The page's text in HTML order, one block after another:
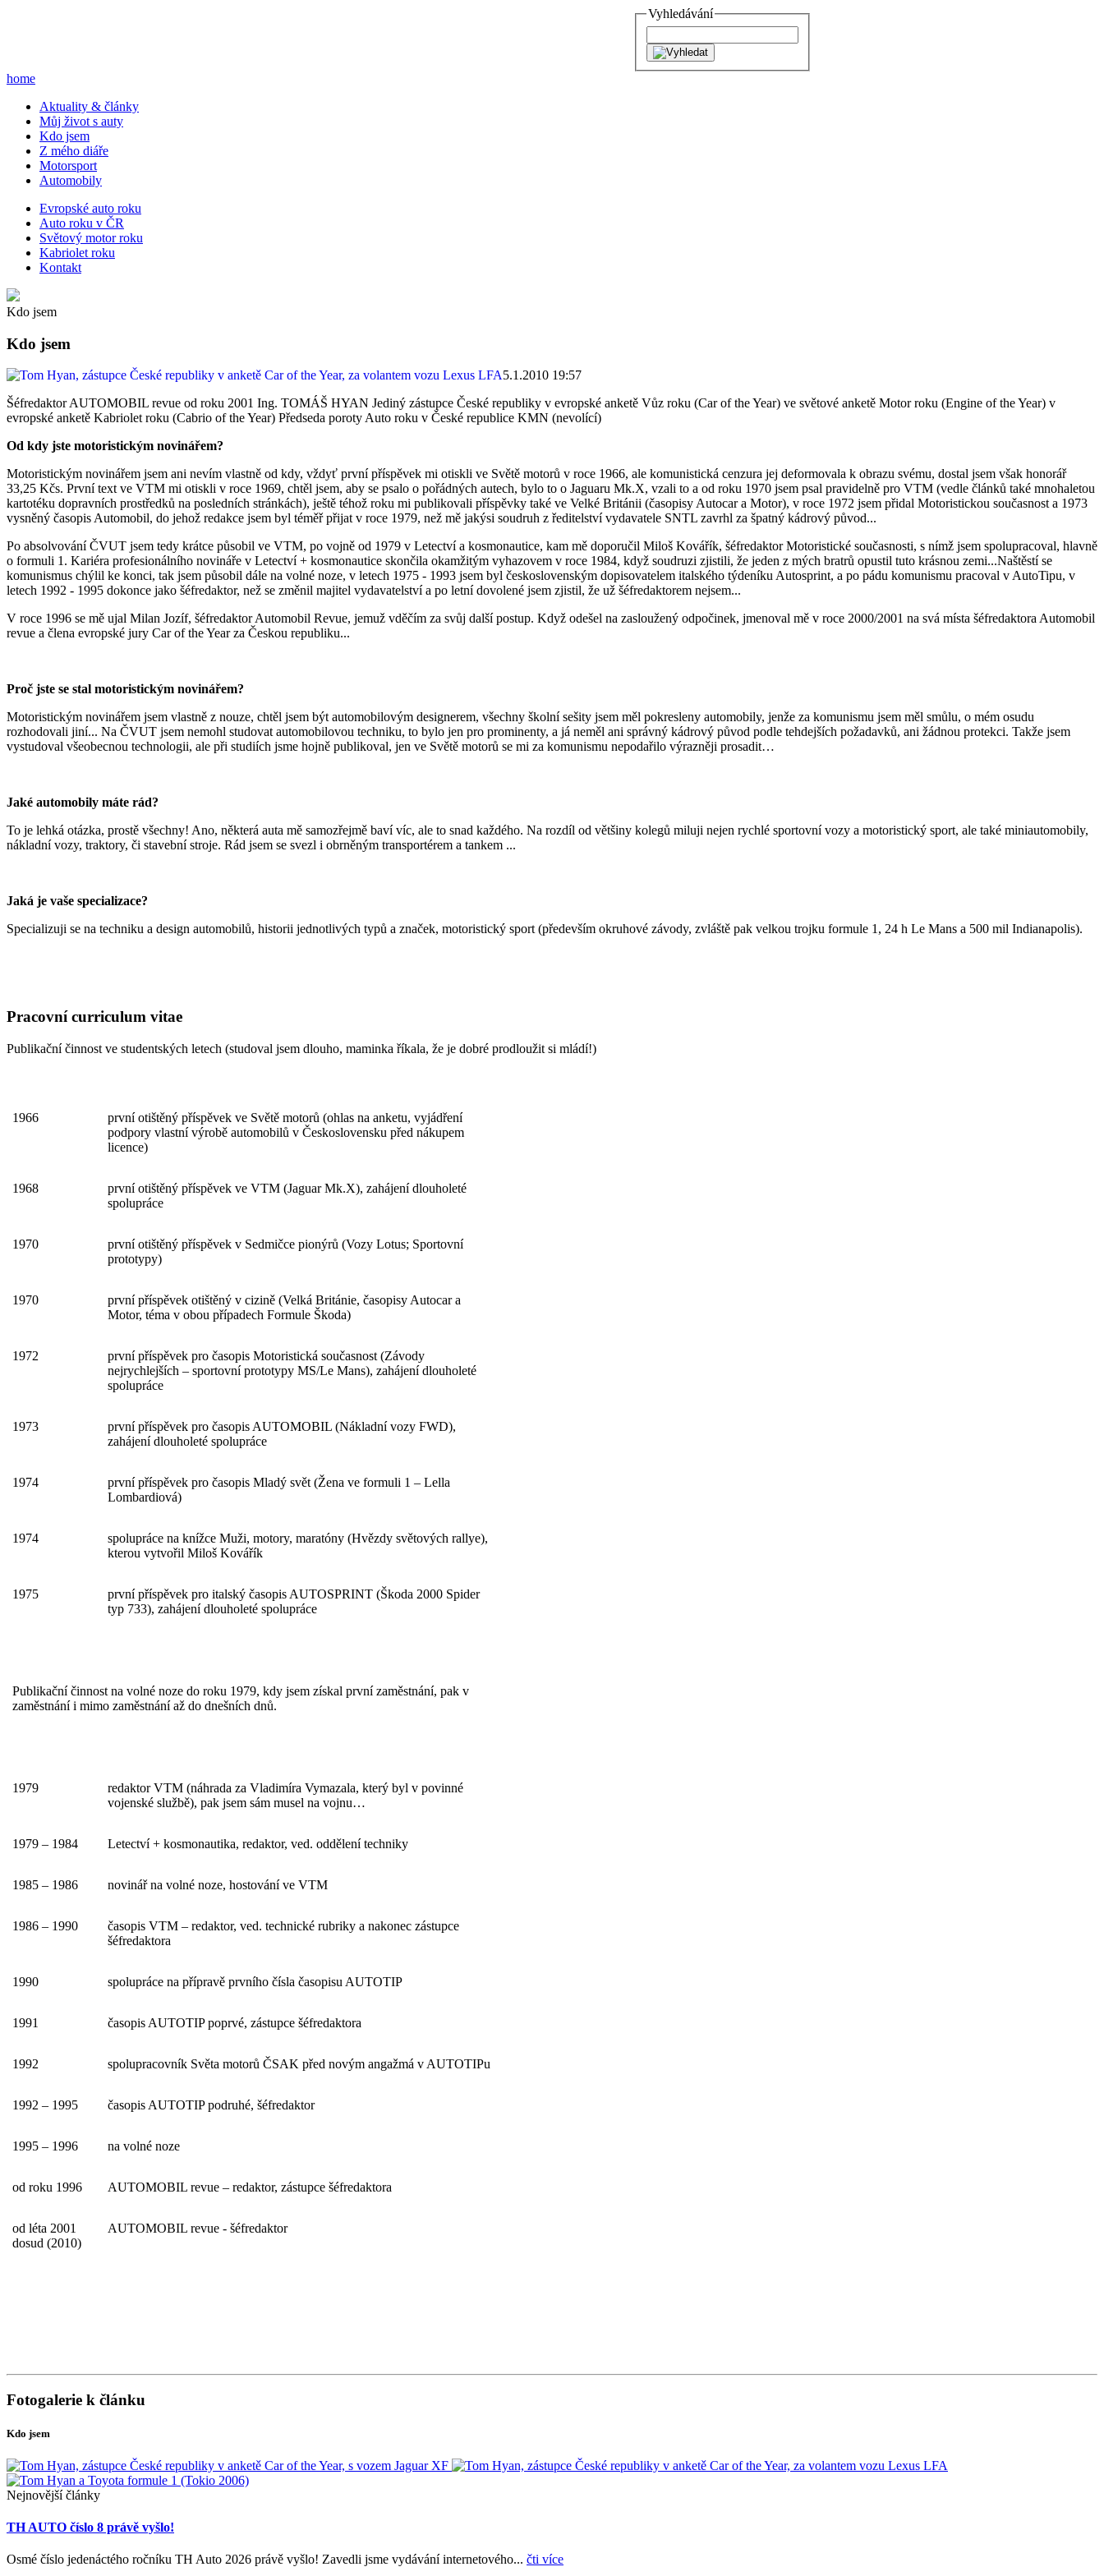
Vyhledávání
home
Aktuality & články
Můj život s auty
Kdo jsem
Z mého diáře
Motorsport
Automobily
Evropské auto roku
Auto roku v ČR
Světový motor roku
Kabriolet roku
Kontakt
Kdo jsem
Kdo jsem
5.1.2010 19:57
Šéfredaktor AUTOMOBIL revue od roku 2001 Ing. TOMÁŠ HYAN Jediný zástupce České republiky v evropské anketě Vůz roku (Car of the Year) ve světové anketě Motor roku (Engine of the Year) v
evropské anketě Kabriolet roku (Cabrio of the Year) Předseda poroty Auto roku v České republice KMN (nevolící)
Od kdy jste motoristickým novinářem?
Motoristickým novinářem jsem ani nevím vlastně od kdy, vždyť první příspěvek mi otiskli ve Světě motorů v roce 1966, ale komunistická cenzura jej deformovala k obrazu svému, dostal jsem však honorář
33,25 Kčs. První text ve VTM mi otiskli v roce 1969, chtěl jsem, aby se psalo o pořádných autech, bylo to o Jaguaru Mk.X, vzali to a od roku 1970 jsem psal pravidelně pro VTM (vedle článků také mnohaletou
kartotéku dopravních prostředků na posledních stránkách), ještě téhož roku mi publikovali příspěvky také ve Velké Británii (časopisy Autocar a Motor), v roce 1972 jsem přidal Motoristickou současnost a 1973
vysněný časopis Automobil, do jehož redakce jsem byl téměř přijat v roce 1979, než mě jakýsi soudruh z ředitelství vydavatele SNTL zavrhl za špatný kádrový původ...
Po absolvování ČVUT jsem tedy krátce působil ve VTM, po vojně od 1979 v Letectví a kosmonautice, kam mě doporučil Miloš Kovářík, šéfredaktor Motoristické současnosti, s nímž jsem spolupracoval, hlavně
o formuli 1. Kariéra profesionálního novináře v Letectví + kosmonautice skončila okamžitým vyhazovem v roce 1984, když soudruzi zjistili, že jeden z mých bratrů opustil tuto krásnou zemi...Naštěstí se
komunismus chýlil ke konci, tak jsem působil dále na volné noze, v letech 1975 - 1993 jsem byl československým dopisovatelem italského týdeníku Autosprint, a po pádu komunismu pracoval v AutoTipu, v
letech 1992 - 1995 dokonce jako šéfredaktor, než se změnil majitel vydavatelství a po letní dovolené jsem zjistil, že už šéfredaktorem nejsem...
V roce 1996 se mě ujal Milan Jozíf, šéfredaktor Automobil Revue, jemuž vděčím za svůj další postup. Když odešel na zasloužený odpočinek, jmenoval mě v roce 2000/2001 na svá místa šéfredaktora Automobil
revue a člena evropské jury Car of the Year za Českou republiku...
Proč jste se stal motoristickým novinářem?
Motoristickým novinářem jsem vlastně z nouze, chtěl jsem být automobilovým designerem, všechny školní sešity jsem měl pokresleny automobily, jenže za komunismu jsem měl smůlu, o mém osudu
rozhodovali jiní... Na ČVUT jsem nemohl studovat automobilovou techniku, to bylo jen pro prominenty, a já neměl ani správný kádrový původ podle tehdejších požadavků, ani žádnou protekci. Takže jsem
vystudoval všeobecnou technologii, ale při studiích jsme hojně publikoval, jen ve Světě motorů se mi za komunismu nepodařilo výrazněji prosadit…
Jaké automobily máte rád?
To je lehká otázka, prostě všechny! Ano, některá auta mě samozřejmě baví víc, ale to snad každého. Na rozdíl od většiny kolegů miluji nejen rychlé sportovní vozy a motoristický sport, ale také miniautomobily,
nákladní vozy, traktory, či stavební stroje. Rád jsem se svezl i obrněným transportérem a tankem ...
Jaká je vaše specializace?
Specializuji se na techniku a design automobilů, historii jednotlivých typů a značek, motoristický sport (především okruhové závody, zvláště pak velkou trojku formule 1, 24 h Le Mans a 500 mil Indianapolis).
Pracovní curriculum vitae
Publikační činnost ve studentských letech (studoval jsem dlouho, maminka říkala, že je dobré prodloužit si mládí!)
1966
první otištěný příspěvek ve Světě motorů (ohlas na anketu, vyjádření
podpory vlastní výrobě automobilů v Československu před nákupem
licence)
1968
první otištěný příspěvek ve VTM (Jaguar Mk.X), zahájení dlouholeté
spolupráce
1970
první otištěný příspěvek v Sedmičce pionýrů (Vozy Lotus; Sportovní
prototypy)
1970
první příspěvek otištěný v cizině (Velká Británie, časopisy Autocar a
Motor, téma v obou případech Formule Škoda)
1972
první příspěvek pro časopis Motoristická současnost (Závody
nejrychlejších – sportovní prototypy MS/Le Mans), zahájení dlouholeté
spolupráce
1973
první příspěvek pro časopis AUTOMOBIL (Nákladní vozy FWD),
zahájení dlouholeté spolupráce
1974
první příspěvek pro časopis Mladý svět (Žena ve formuli 1 – Lella
Lombardiová)
1974
spolupráce na knížce Muži, motory, maratóny (Hvězdy světových rallye),
kterou vytvořil Miloš Kovářík
1975
první příspěvek pro italský časopis AUTOSPRINT (Škoda 2000 Spider
typ 733), zahájení dlouholeté spolupráce
Publikační činnost na volné noze do roku 1979, kdy jsem získal první zaměstnání, pak v
zaměstnání i mimo zaměstnání až do dnešních dnů.
1979
redaktor VTM (náhrada za Vladimíra Vymazala, který byl v povinné
vojenské službě), pak jsem sám musel na vojnu…
1979 – 1984 Letectví + kosmonautika, redaktor, ved. oddělení techniky
1985 – 1986 novinář na volné noze, hostování ve VTM
1986 – 1990
časopis VTM – redaktor, ved. technické rubriky a nakonec zástupce
šéfredaktora
1990 spolupráce na přípravě prvního čísla časopisu AUTOTIP
1991 časopis AUTOTIP poprvé, zástupce šéfredaktora
1992 spolupracovník Světa motorů ČSAK před novým angažmá v AUTOTIPu
1992 – 1995 časopis AUTOTIP podruhé, šéfredaktor
1995 – 1996 na volné noze
od roku 1996 AUTOMOBIL revue – redaktor, zástupce šéfredaktora
od léta 2001
dosud (2010)
AUTOMOBIL revue - šéfredaktor
Fotogalerie k článku
Kdo jsem
Nejnovější články
TH AUTO číslo 8 právě vyšlo!
Osmé číslo jedenáctého ročníku TH Auto 2026 právě vyšlo! Zavedli jsme vydávání internetového... čti více